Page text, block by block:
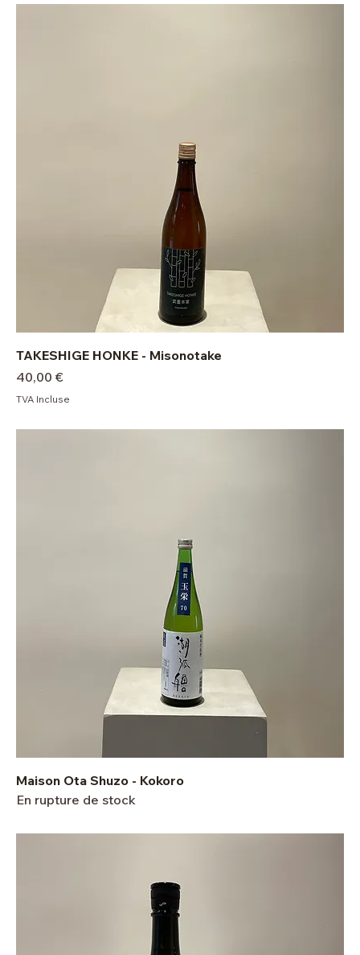
TAKESHIGE HONKE - Misonotake
Prix
40,00 €
TVA Incluse
Maison Ota Shuzo - Kokoro
En rupture de stock